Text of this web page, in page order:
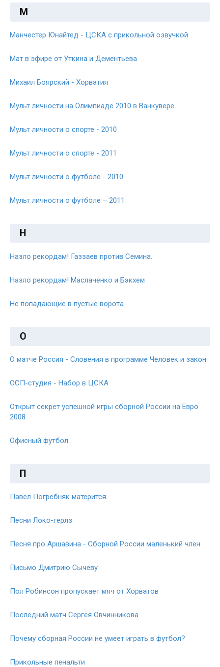
М
Манчестер Юнайтед - ЦСКА с прикольной озвучкой
Мат в эфире от Уткина и Дементьева
Михаил Боярский - Хорватия
Мульт личности на Олимпиаде 2010 в Ванкувере
Мульт личности о спорте - 2010
Мульт личности о спорте - 2011
Мульт личности о футболе - 2010
Мульт личности о футболе – 2011
Н
Назло рекордам! Газзаев против Семина.
Назло рекордам! Маслаченко и Бэкхем
Не попадающие в пустые ворота
О
О матче Россия - Словения в программе Человек и закон
ОСП-студия - Набор в ЦСКА
Открыт секрет успешной игры сборной России на Евро
2008
Офисный футбол
П
Павел Погребняк матерится.
Песни Локо-герлз
Песня про Аршавина - Сборной России маленький член
Письмо Дмитрию Сычеву
Пол Робинсон пропускает мяч от Хорватов
Последний матч Сергея Овчинникова
Почему сборная России не умеет играть в футбол?
Прикольные пенальти